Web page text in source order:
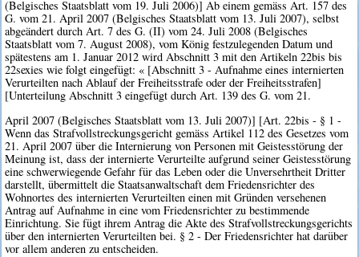
(Belgisches Staatsblatt vom 19. Juli 2006)] Ab einem gemäss Art. 157 des
G. vom 21. April 2007 (Belgisches Staatsblatt vom 13. Juli 2007), selbst
abgeändert durch Art. 7 des G. (II) vom 24. Juli 2008 (Belgisches
Staatsblatt vom 7. August 2008), vom König festzulegenden Datum und
spätestens am 1. Januar 2012 wird Abschnitt 3 mit den Artikeln 22bis bis
22sexies wie folgt eingefügt: « [Abschnitt 3 - Aufnahme eines internierten
Verurteilten nach Ablauf der Freiheitsstrafe oder der Freiheitsstrafen]
[Unterteilung Abschnitt 3 eingefügt durch Art. 139 des G. vom 21.
April 2007 (Belgisches Staatsblatt vom 13. Juli 2007)] [Art. 22bis - § 1 -
Wenn das Strafvollstreckungsgericht gemäss Artikel 112 des Gesetzes vom
21. April 2007 über die Internierung von Personen mit Geistesstörung der
Meinung ist, dass der internierte Verurteilte aufgrund seiner Geistesstörung
eine schwerwiegende Gefahr für das Leben oder die Unversehrtheit Dritter
darstellt, übermittelt die Staatsanwaltschaft dem Friedensrichter des
Wohnortes des internierten Verurteilten einen mit Gründen versehenen
Antrag auf Aufnahme in eine vom Friedensrichter zu bestimmende
Einrichtung. Sie fügt ihrem Antrag die Akte des Strafvollstreckungsgerichts
über den internierten Verurteilten bei. § 2 - Der Friedensrichter hat darüber
vor allem anderen zu entscheiden.